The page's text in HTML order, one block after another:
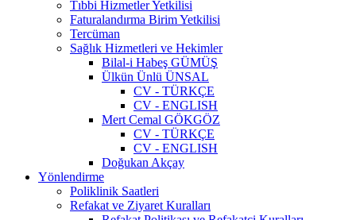
Tıbbi Hizmetler Yetkilisi
Faturalandırma Birim Yetkilisi
Tercüman
Sağlık Hizmetleri ve Hekimler
Bilal-i Habeş GÜMÜŞ
Ülkün Ünlü ÜNSAL
CV - TÜRKÇE
CV - ENGLISH
Mert Cemal GÖKGÖZ
CV - TÜRKÇE
CV - ENGLISH
Doğukan Akçay
Yönlendirme
Poliklinik Saatleri
Refakat ve Ziyaret Kuralları